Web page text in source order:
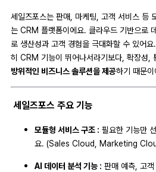
세일즈포스는 판매, 마케팅, 고객 서비스 등
는 CRM 플랫폼이에요. 클라우드 기반으로
로 생산성과 고객 경험을 극대화할 수 있어
히 CRM 기능이 뛰어나서라기보다, 확장성
방위적인 비즈니스 솔루션을 제공하기 때문이
세일즈포스 주요 기능
모듈형 서비스 구조 : 필요한 기능만
요. (Sales Cloud, Marketing
AI 데이터 분석 기능 : 판매 예측, 고